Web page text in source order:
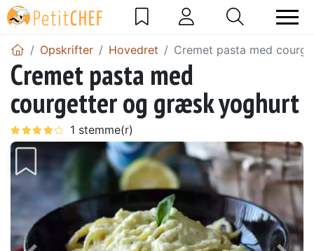
Opskrifter Hovedret Cremet pasta med
Cremet pasta med
courgetter og græsk yoghurt